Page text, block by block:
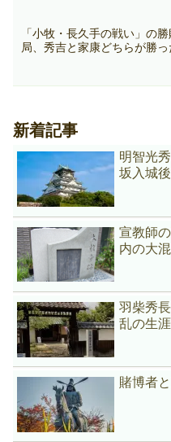
「小牧・長久手の戦い」の
局、秀吉と家康どちらが勝っ
新着記事
明智光
坂入城
宣教師
内の大
羽柴秀
乱の生涯
賭博者